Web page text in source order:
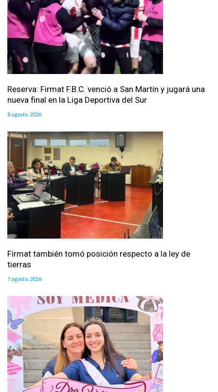
Reserva: Firmat F.B.C. venció a San Martín y jugará una
nueva final en la Liga Deportiva del Sur
8 agosto, 2026
Firmat también tomó posición respecto a la ley de
tierras
7 agosto, 2026